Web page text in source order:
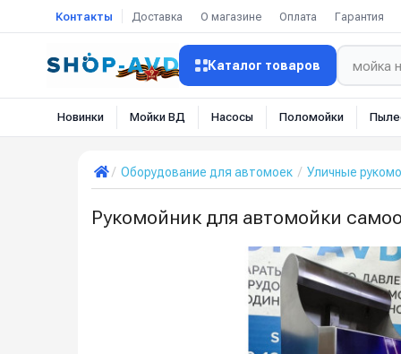
Контакты Доставка О магазине Оплата Гарантия
Каталог товаров
Новинки Мойки ВД Насосы Поломойки
Оборудование для автомоек Уличные
Рукомойник для автомойки